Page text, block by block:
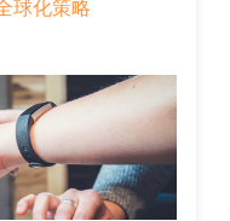
球化策略